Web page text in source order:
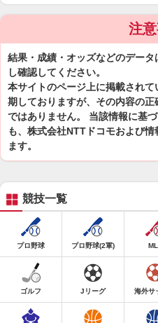
注
結果・成績・オッズなどのデー
し確認してください。
本サイトのページ上に掲載され
期しておりますが、その内容の
ではありません。 当該情報に基
も、株式会社NTTドコモおよび
ます。
競技一覧
プロ野球 プロ野球(2軍)
ゴルフ Jリーグ 海外サ